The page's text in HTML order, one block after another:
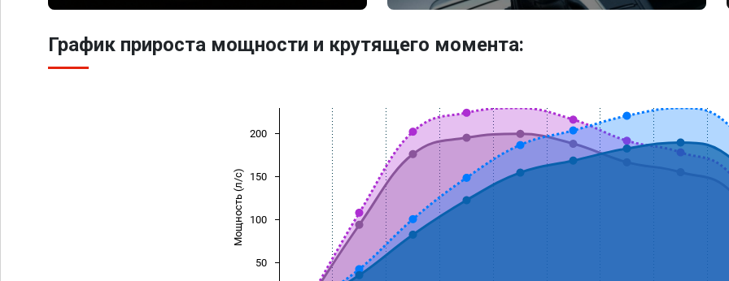
График прироста мощности и крутящего момента:
Мощность (л/с)
50
100
150
200